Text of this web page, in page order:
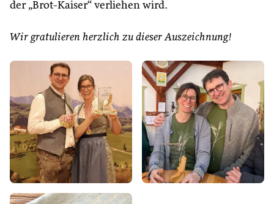
der „Brot-Kaiser“ verliehen wird.
Wir gratulieren herzlich zu dieser Auszeichnung!